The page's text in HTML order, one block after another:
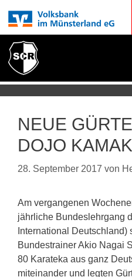
NEUE
DOJO
28. September 2017 von
Am vergangenen
jährliche Bundeslehrgang
International Deutschland)
Bundestrainer Akio Nagai
80 Karateka aus ganz
miteinander und legten